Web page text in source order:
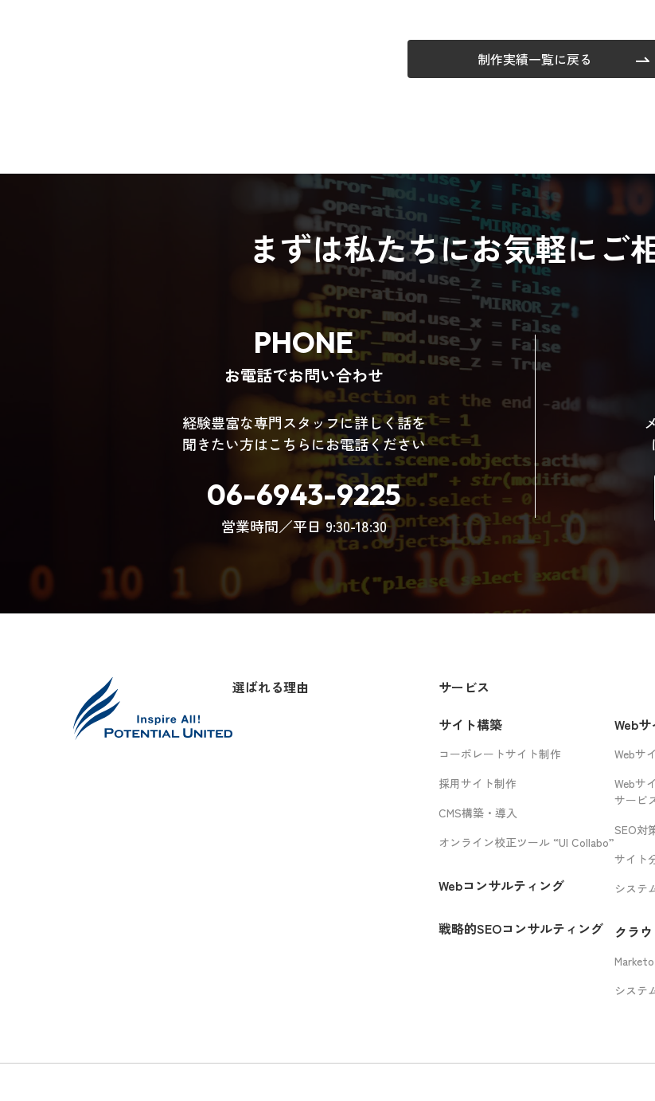
制作実績一覧に戻る
まずは私たちにお気軽にご
PHONE
お電話でお問い合わせ
経験豊富な専門スタッフに詳しく話を
聞きたい方はこちらにお電話ください
06-6943-9225
営業時間／平日 9:30-18:30
選ばれる理由
サービス
サイト構築
コーポレートサイト制作
採用サイト制作
CMS構築・導入
オンライン校正ツール “UI Collabo”
Webコンサルティング
戦略的SEOコンサルティング
Web
Webサ
Webサ
サービ
SEO対
サイト
システ
クラ
システ